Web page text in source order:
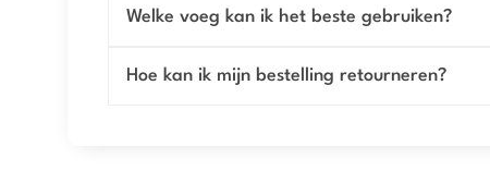
Welke voeg kan ik het beste gebruiken?
Hoe kan ik mijn bestelling retourneren?